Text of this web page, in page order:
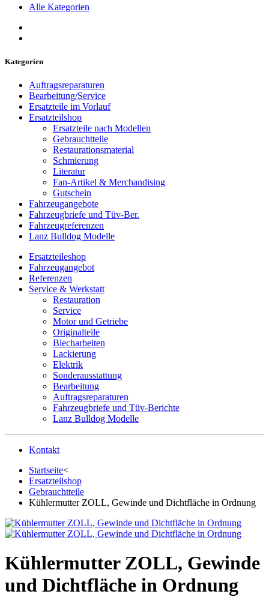
Alle Kategorien
Kategorien
Auftragsreparaturen
Bearbeitung/Service
Ersatzteile im Vorlauf
Ersatzteilshop
Ersatzteile nach Modellen
Gebrauchtteile
Restaurationsmaterial
Schmierung
Literatur
Fan-Artikel & Merchandising
Gutschein
Fahrzeugangebote
Fahrzeugbriefe und Tüv-Ber.
Fahrzeugreferenzen
Lanz Bulldog Modelle
Ersatzteileshop
Fahrzeugangebot
Referenzen
Service & Werkstatt
Restauration
Service
Motor und Getriebe
Originalteile
Blecharbeiten
Lackierung
Elektrik
Sonderausstattung
Bearbeitung
Auftragsreparaturen
Fahrzeugbriefe und Tüv-Berichte
Lanz Bulldog Modelle
Kontakt
Startseite<
Ersatzteilshop
Gebrauchtteile
Kühlermutter ZOLL, Gewinde und Dichtfläche in Ordnung
Kühlermutter ZOLL, Gewinde
und Dichtfläche in Ordnung